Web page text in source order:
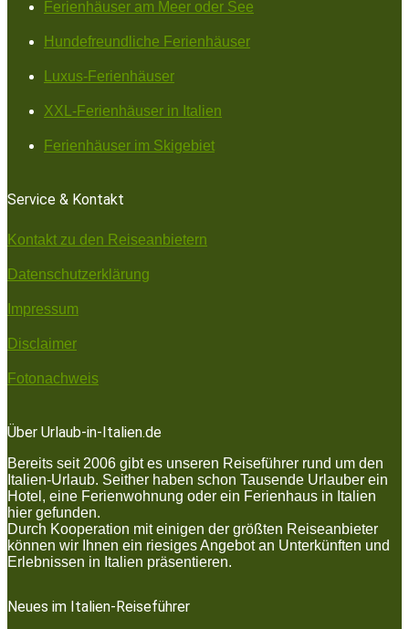
Ferienhäuser am Meer oder See
Hundefreundliche Ferienhäuser
Luxus-Ferienhäuser
XXL-Ferienhäuser in Italien
Ferienhäuser im Skigebiet
Service & Kontakt
Kontakt zu den Reiseanbietern
Datenschutzerklärung
Impressum
Disclaimer
Fotonachweis
Über Urlaub-in-Italien.de
Bereits seit 2006 gibt es unseren Reiseführer rund um den
Italien-Urlaub. Seither haben schon Tausende Urlauber ein
Hotel, eine Ferienwohnung oder ein Ferienhaus in Italien
hier gefunden.
Durch Kooperation mit einigen der größten Reiseanbieter
können wir Ihnen ein riesiges Angebot an Unterkünften und
Erlebnissen in Italien präsentieren.
Neues im Italien-Reiseführer